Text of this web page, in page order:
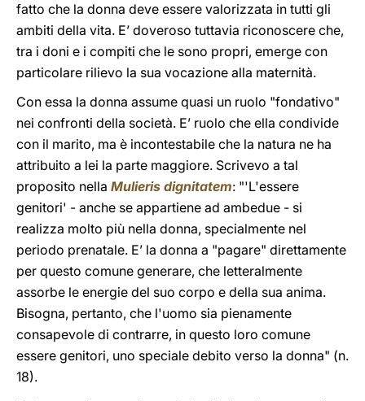
fatto che la donna deve essere valorizzata in tutti gli
ambiti della vita. E’ doveroso tuttavia riconoscere che,
tra i doni e i compiti che le sono propri, emerge con
particolare rilievo la sua vocazione alla maternità.
Con essa la donna assume quasi un ruolo "fondativo"
nei confronti della società. E’ ruolo che ella condivide
con il marito, ma è incontestabile che la natura ne ha
attribuito a lei la parte maggiore. Scrivevo a tal
proposito nella Mulieris dignitatem: "'L'essere
genitori' - anche se appartiene ad ambedue - si
realizza molto più nella donna, specialmente nel
periodo prenatale. E’ la donna a "pagare" direttamente
per questo comune generare, che letteralmente
assorbe le energie del suo corpo e della sua anima.
Bisogna, pertanto, che l'uomo sia pienamente
consapevole di contrarre, in questo loro comune
essere genitori, uno speciale debito verso la donna" (n.
18).